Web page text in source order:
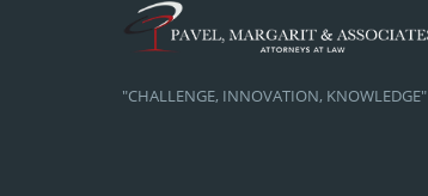
"CHALLENGE, INNOVATION, KNOWLEDGE"